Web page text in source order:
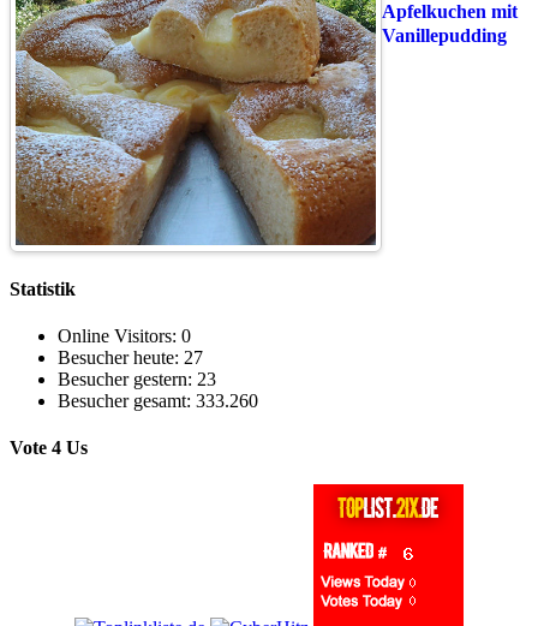
Apfelkuchen mit
Vanillepudding
Statistik
Online Visitors: 0
Besucher heute: 27
Besucher gestern: 23
Besucher gesamt: 333.260
Vote 4 Us